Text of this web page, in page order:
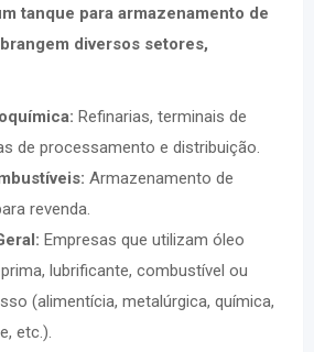
tanque para armazenamento de
diversos setores,
Refinarias, terminais de
de processamento e distribuição.
Armazenamento de
revenda.
Empresas que utilizam óleo
lubrificante, combustível ou
(alimentícia, metalúrgica, química,
etc.).